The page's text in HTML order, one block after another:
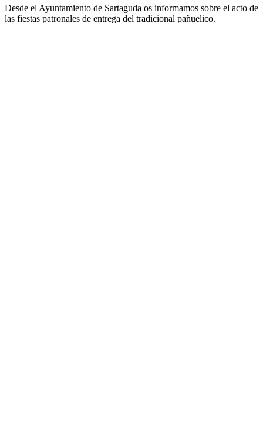
Desde el Ayuntamiento de Sartaguda os informamos sobre el acto de
las fiestas patronales de entrega del tradicional pañuelico.